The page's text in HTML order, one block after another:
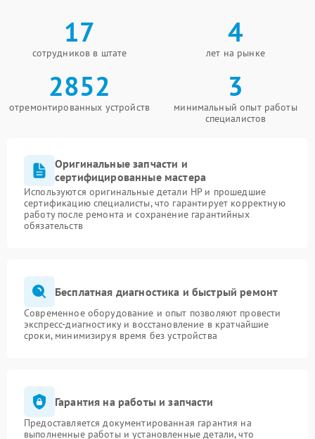
17
сотрудников в штате
4
лет на рынке
2852
отремонтированных устройств
3
минимальный опыт работы
специалистов
Оригинальные запчасти и
сертифицированные мастера
Используются оригинальные детали HP и прошедшие
сертификацию специалисты, что гарантирует корректную
работу после ремонта и сохранение гарантийных
обязательств
Бесплатная диагностика и быстрый ремонт
Современное оборудование и опыт позволяют провести
экспресс-диагностику и восстановление в кратчайшие
сроки, минимизируя время без устройства
Гарантия на работы и запчасти
Предоставляется документированная гарантия на
выполненные работы и установленные детали, что